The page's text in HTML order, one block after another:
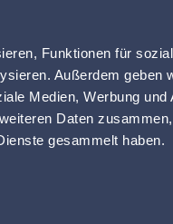
Funktionen für
Außerdem geben
Medien, Werbung und
Daten
gesammelt haben.
RECHTLICHE